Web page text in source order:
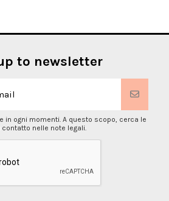
to newsletter
in ogni momenti. A questo scopo, cerca le
contatto nelle note legali.